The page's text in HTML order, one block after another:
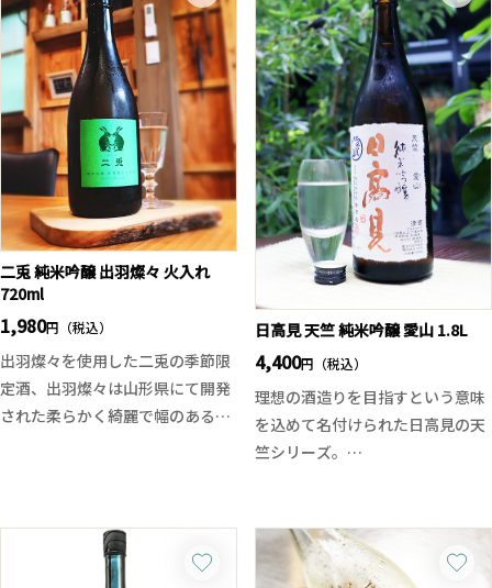
のある酒質。開けたてにはフレッ
シュなガス感があり、エレガント
な吟醸香。一口目からピチピチと
した微発泡感と米のジューシーな
旨甘味が広がり、輝くような酸が
全体を綺麗にフェードアウトさせ
ていきます。
※お一人様一回のご注文につき1
本のみの販売となっております。
ご了承ください。
一回のご注文とは、ご注文頂き商
品がお客様の手元に届くまでを一
香、寫楽らしく食事との相性も良
いきめ細やかな高品質の純米吟醸
です。
※お一人様一回のご注文につき1
本のみの販売となっております。
また、1.8Lサイズと720mlサイズ
は同時にご購入いただけません、
一回のご注文につきどちらか一本
とさせていただきます、ご了承く
ださい。
一回のご注文とは、ご注文頂き商
品がお客様の手元に届くまでを一
二兎 純米吟醸 出羽燦々 火入れ
720ml
1,980円（税込）
出羽燦々を使用した二兎の季節限
定酒、出羽燦々は山形県にて開発
された柔らかく綺麗で幅のある酒
ランスに仕上がっております。華
やかな香りと濃醇な旨味、出羽
燦々の魅力が引き出されていま
日高見 天竺 純米吟醸 愛山 1.8L
4,400円（税込）
理想の酒造りを目指すという意味
を込めて名付けられた日高見の天
竺シリーズ。
と呼ばれている愛山ですが、その
味わいは口に含めば柔らかく丸み